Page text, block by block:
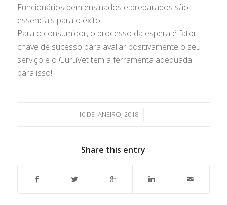
Funcionários bem ensinados e preparados são
essenciais para o êxito.
Para o consumidor, o processo da espera é fator
chave de sucesso para avaliar positivamente o seu
serviço e o GuruVet tem a ferramenta adequada
para isso!
10 DE JANEIRO, 2018
/
Share this entry